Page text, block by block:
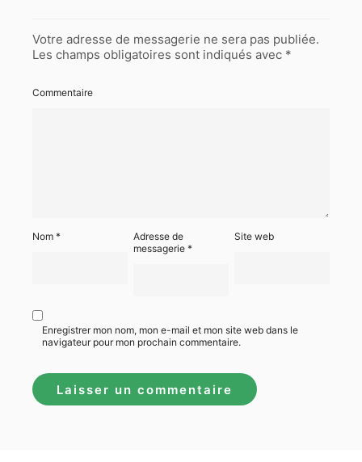
Votre adresse de messagerie ne sera pas publiée.
Les champs obligatoires sont indiqués avec *
Commentaire
Nom *
Adresse de
messagerie*
Site web
Enregistrer mon nom, mon e-mail et mon site web dans le
navigateur pour mon prochain commentaire.